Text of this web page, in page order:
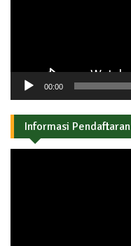
00:00
Informasi Pendaftaran